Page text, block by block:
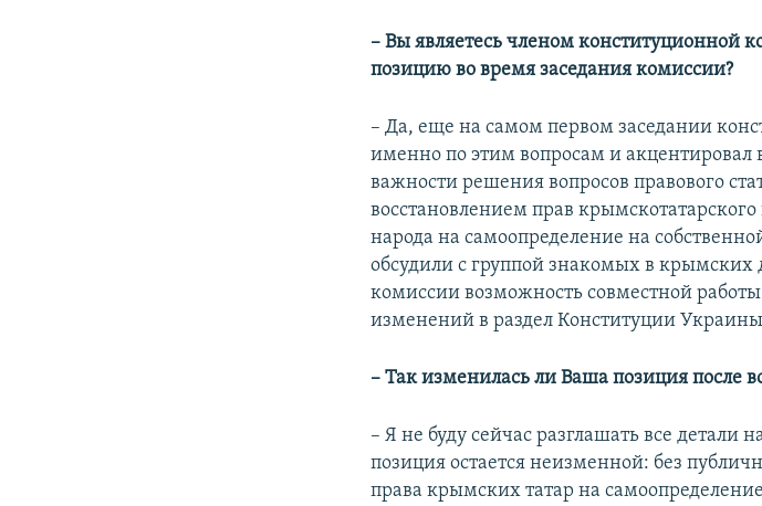
– Вы являетесь членом конституционной
позицию во время заседания комиссии?
– Да, еще на самом первом заседании
именно по этим вопросам и
важности решения вопросов правового
восстановлением прав
народа на самоопределение на
обсудили с группой знакомых в крымских
комиссии возможность совместной
изменений в раздел Конституции
– Так изменилась ли Ваша позиция после
– Я не буду сейчас разглашать все
позиция остается неизменной: без
права крымских татар на